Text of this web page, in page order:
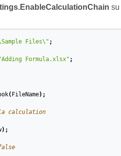
su
Files\" ;
Formula.xlsx" ;
( FileName);
calculation
);